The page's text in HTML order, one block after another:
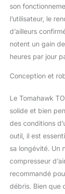
son
l’utilisateur, le
d’ailleurs
notent un gain
heures par jour
Conception et
Le Tomahawk
solide et bien
des conditions
outil, il est
sa longévité. Un
compresseur
recommandé
débris. Bien que